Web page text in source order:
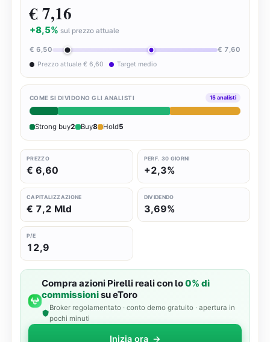
€ 7,16
+8,5% sul prezzo attuale
€ 6,50 € 7,60
Prezzo attuale € 6,60 Target medio
COME SI DIVIDONO GLI ANALISTI 15 analisti
Strong buy2 Buy8 Hold5
PREZZO
€ 6,60
PERF. 30 GIORNI
+2,3%
CAPITALIZZAZIONE
€ 7,2 Mld
DIVIDENDO
3,69%
P/E
12,9
Compra azioni Pirelli reali con lo0% di
commissionisu eToro
Broker regolamentato · conto demo gratuito · apertura in
pochi minuti
Inizia ora →